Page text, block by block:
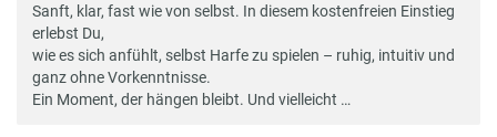
Sanft, klar, fast wie von selbst. In diesem kostenfreien Einstieg
erlebst Du,
wie es sich anfühlt, selbst Harfe zu spielen – ruhig, intuitiv und
ganz ohne Vorkenntnisse.
Ein Moment, der hängen bleibt. Und vielleicht …